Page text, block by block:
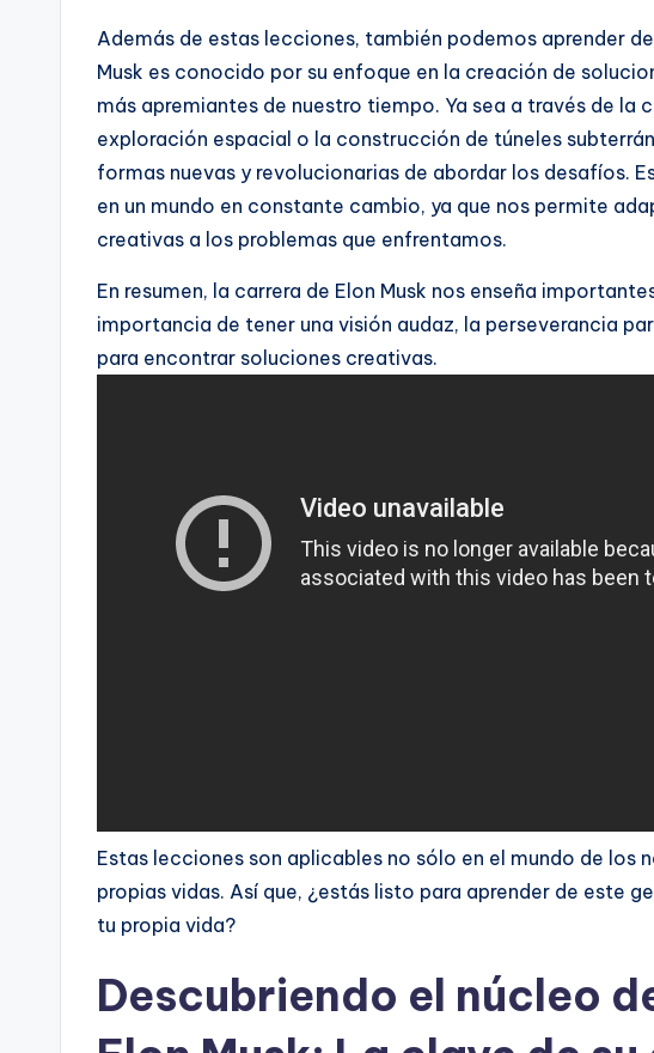
Además de estas lecciones, también podemos aprender
Musk es conocido por su enfoque en la creación de
más apremiantes de nuestro tiempo. Ya sea a través de la
exploración espacial o la construcción de túneles
formas nuevas y revolucionarias de abordar los desafíos.
en un mundo en constante cambio, ya que nos permite
creativas a los problemas que enfrentamos.
En resumen, la carrera de Elon Musk nos enseña
importancia de tener una visión audaz, la perseverancia
para encontrar soluciones creativas.
Estas lecciones son aplicables no sólo en el mundo de los
propias vidas. Así que, ¿estás listo para aprender de este
tu propia vida?
Descubriendo el núcleo